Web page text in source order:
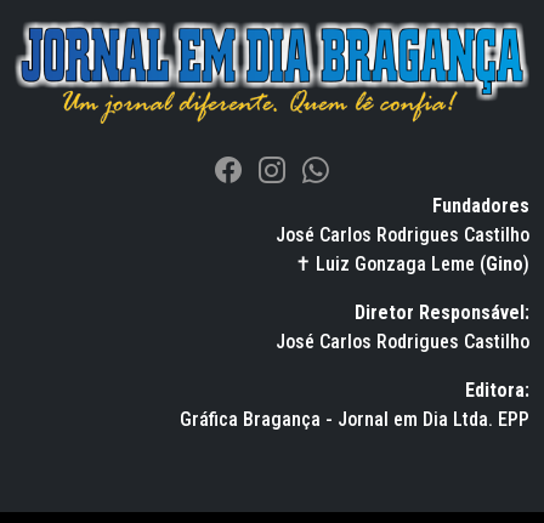
Fundadores
José Carlos Rodrigues Castilho
✝ Luiz Gonzaga Leme (Gino)
Diretor Responsável:
José Carlos Rodrigues Castilho
Editora:
Gráfica Bragança - Jornal em Dia Ltda. EPP